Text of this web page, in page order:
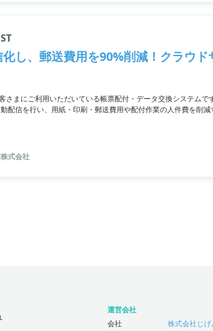
し、郵送費用を90%削減！クラウド
さまにご利用いただいている帳票配付・データ交換システム
配信を行い、用紙・印刷・郵送費用や配付作業の人件費を削
できるので安心です。さらに、クラウドでの低コスト・簡単ス
System）」との連携などの機能も充実。全ての導入事例は無
式会社
運営会社
会社
株式会社じげ